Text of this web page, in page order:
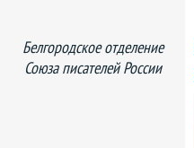
Белгородское отделение
Союза писателей России